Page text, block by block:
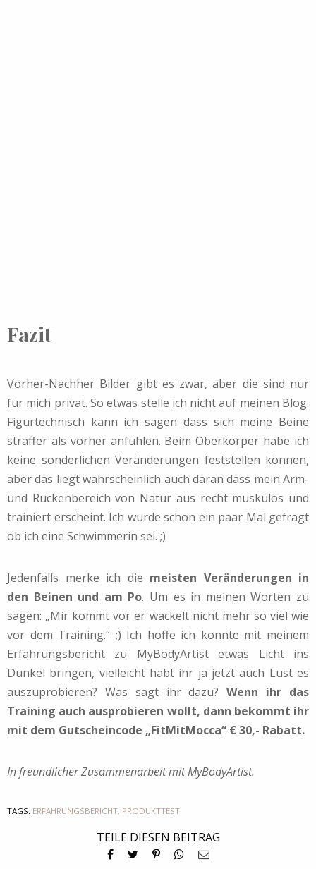
Fazit
Vorher-Nachher Bilder gibt es zwar, aber die sind nur
für mich privat. So etwas stelle ich nicht auf meinen Blog.
Figurtechnisch kann ich sagen dass sich meine Beine
straffer als vorher anfühlen. Beim Oberkörper habe ich
keine sonderlichen Veränderungen feststellen können,
aber das liegt wahrscheinlich auch daran dass mein Arm-
und Rückenbereich von Natur aus recht muskulös und
trainiert erscheint. Ich wurde schon ein paar Mal gefragt
ob ich eine Schwimmerin sei. ;)
Jedenfalls merke ich die meisten Veränderungen in
den Beinen und am Po. Um es in meinen Worten zu
sagen: „Mir kommt vor er wackelt nicht mehr so viel wie
vor dem Training.“ ;) Ich hoffe ich konnte mit meinem
Erfahrungsbericht zu MyBodyArtist etwas Licht ins
Dunkel bringen, vielleicht habt ihr ja jetzt auch Lust es
auszuprobieren? Was sagt ihr dazu?Wenn ihr das
Training auch ausprobieren wollt, dann bekommt ihr
mit dem Gutscheincode „FitMitMocca“ € 30,- Rabatt.
In freundlicher Zusammenarbeit mit MyBodyArtist.
TAGS: ERFAHRUNGSBERICHT, PRODUKTTEST
TEILE DIESEN BEITRAG